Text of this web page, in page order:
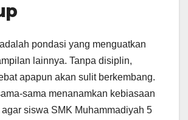
pondasi yang menguatkan
lainnya. Tanpa disiplin,
apapun akan sulit berkembang.
sama menanamkan kebiasaan
siswa SMK Muhammadiyah 5